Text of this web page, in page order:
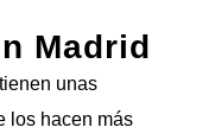
Madrid
unas
los hacen más